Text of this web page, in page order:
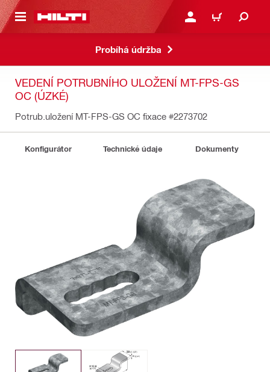
HLAVNÍ OBSAH PŘIHLÁSIT NEBO
KOŠÍK
Probíhá údržba
VEDENÍ POTRUBNÍHO ULOŽENÍ MT-FPS-GS
OC (ÚZKÉ)
Potrub.uložení MT-FPS-GS OC fixace #2273702
Konfigurátor Technické údaje Dokumenty